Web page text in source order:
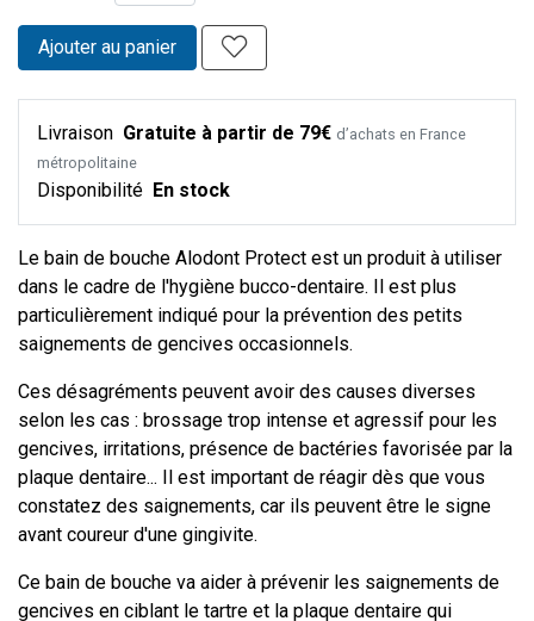
Ajouter au panier
Livraison Gratuite à partir de 79€ d’achats en France
métropolitaine
Disponibilité En stock
Le bain de bouche Alodont Protect est un produit à utiliser
dans le cadre de l'hygiène bucco-dentaire. Il est plus
particulièrement indiqué pour la prévention des petits
saignements de gencives occasionnels.
Ces désagréments peuvent avoir des causes diverses
selon les cas : brossage trop intense et agressif pour les
gencives, irritations, présence de bactéries favorisée par la
plaque dentaire... Il est important de réagir dès que vous
constatez des saignements, car ils peuvent être le signe
avant coureur d'une gingivite.
Ce bain de bouche va aider à prévenir les saignements de
gencives en ciblant le tartre et la plaque dentaire qui